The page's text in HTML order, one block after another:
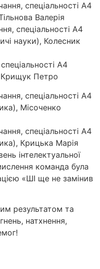
спеціальності А4
Валерія
спеціальності А4
науки), Колесник
А4
Крищук Петро
спеціальності А4
Місоченко
спеціальності А4
Крицька Марія
інтелектуальної
команда була
«ШІ ще не замінив
результатом та
натхнення,